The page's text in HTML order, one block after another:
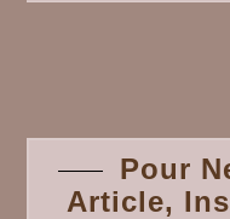
Pour
Article,